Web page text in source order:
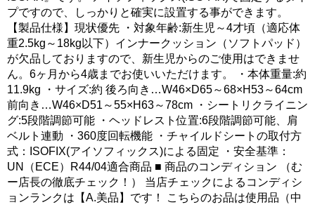
プですので、しっかりと確実に設置する事ができます。
【製品仕様】現状優先 ・対象年齢:新生児～4才頃（適応体
重2.5kg～18kg以下）インナークッション（ソフトパッド）
が欠品しておりますので、新生児からのご使用はできませ
ん。6ヶ月から4歳までお使いいただけます。 ・本体重量:約
11.9kg ・サイズ:約 後ろ向き…W46×D65～68×H53～64cm
前向き…W46×D51～55×H63～78cm ・シートリクライニン
グ:5段階調節可能 ・ヘッドレスト位置:6段階調節可能、肩
ベルト連動 ・360度回転機能 ・チャイルドシートの取付方
式：ISOFIX(アイソフィックス)による固定 ・安全基準：
UN（ECE）R44/04適合商品 ■ 商品のコンディション （む
ー店長の徹底チェック！） 当店チェックによるコンディシ
ョンランクは【A.美品】です！ こちらのお品は使用品（中